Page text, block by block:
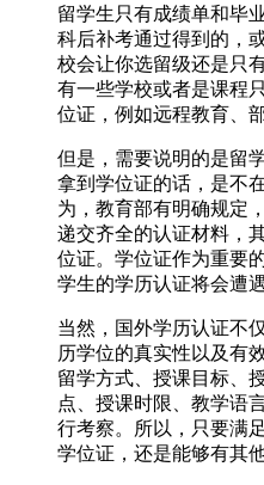
留学生只有成绩单和毕
科后补考通过得到的，
校会让你选留级还是只
有一些学校或者是课程
位证，例如远程教育、
但是，需要说明的是留
拿到学位证的话，是不
为，教育部有明确规定
递交齐全的认证材料，
位证。学位证作为重要
学生的学历认证将会遭
当然，国外学历认证不
历学位的真实性以及有
留学方式、授课目标、
点、授课时限、教学语
行考察。所以，只要满
学位证，还是能够有其